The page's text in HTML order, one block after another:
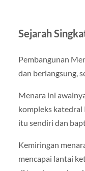
Sejarah
Pembangunan
dan berlangsung,
Menara ini
kompleks katedral
itu sendiri dan
Kemiringan
mencapai lantai